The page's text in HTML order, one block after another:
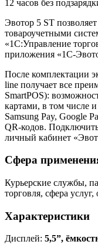
12 часов без
Эвотор 5 ST
товароучетными
«1С:Управление
приложения «1С-
После комплектации
line получает все
SmartPOS):
картами, в том числе
Samsung Pay, Google
QR-кодов.
личный кабинет
Сфера
Курьерские службы,
торговля, сфера
Характеристики
Дисплей: 5,5”,